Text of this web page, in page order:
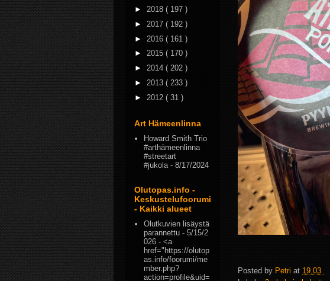
Posted by Petri at 19.03
► 2018 ( 197 )
► 2017 ( 192 )
► 2016 ( 161 )
► 2015 ( 170 )
► 2014 ( 202 )
► 2013 ( 233 )
► 2012 ( 31 )
Art Hämeenlinna
Howard Smith Trio
#arthämeenlinna
#streetart
#jukola- 8/17/2024
Olutopas.info -
Keskustelufoorumi
- Kaikki alueet
Olutkuvien lisäystä
parannettu - 5/15/2
026 - <a
href="https://olutop
as.info/foorumi/me
mber.php?
action=profile&uid=